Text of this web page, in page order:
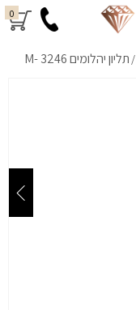
0
/ תליון יהלומים M- 3246